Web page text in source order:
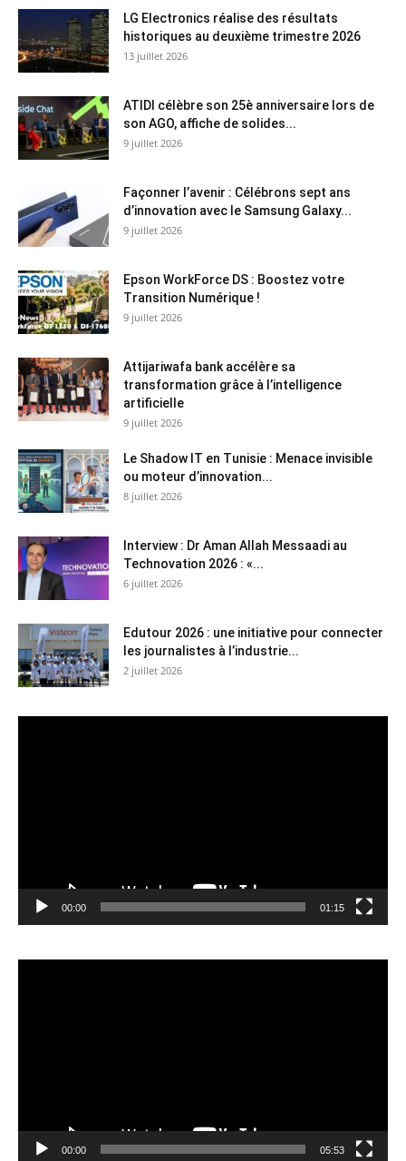
LG Electronics réalise des résultats
historiques au deuxième trimestre 2026
13 juillet 2026
ATIDI célèbre son 25è anniversaire lors de
son AGO, affiche de solides...
9 juillet 2026
Façonner l’avenir : Célébrons sept ans
d’innovation avec le Samsung Galaxy...
9 juillet 2026
Epson WorkForce DS : Boostez votre
Transition Numérique !
9 juillet 2026
Attijariwafa bank accélère sa
transformation grâce à l’intelligence
artificielle
9 juillet 2026
Le Shadow IT en Tunisie : Menace invisible
ou moteur d’innovation...
8 juillet 2026
Interview : Dr Aman Allah Messaadi au
Technovation 2026 : «...
6 juillet 2026
Edutour 2026 : une initiative pour connecter
les journalistes à l’industrie...
2 juillet 2026
00:00 01:15
00:00 05:53